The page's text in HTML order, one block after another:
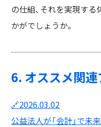
の仕組、それを実現す
かがでしょうか。
6. オススメ関
🔗2026.03.02
公益法人が「会計」で未